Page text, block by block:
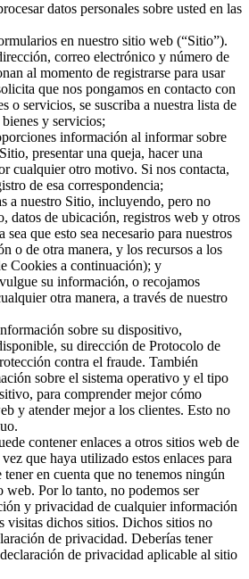
datos personales sobre usted en las
en nuestro sitio web (“Sitio”).
correo electrónico y número de
al momento de registrarse para usar
que nos pongamos en contacto con
o servicios, se suscriba a nuestra lista de
bienes y servicios;
información al informar sobre
presentar una queja, hacer una
cualquier otro motivo. Si nos contacta,
de esa correspondencia;
a nuestro Sitio, incluyendo, pero no
datos de ubicación, registros web y otros
sea que esto sea necesario para nuestros
o de otra manera, y los recursos a los
Cookies a continuación); y
su información, o recojamos
otra manera, a través de nuestro
sobre su dispositivo,
su dirección de Protocolo de
contra el fraude. También
sobre el sistema operativo y el tipo
para comprender mejor cómo
y atender mejor a los clientes. Esto no
contener enlaces a otros sitios web de
vez que haya utilizado estos enlaces para
tener en cuenta que no tenemos ningún
web. Por lo tanto, no podemos ser
y privacidad de cualquier información
visitas dichos sitios. Dichos sitios no
de privacidad. Deberías tener
de privacidad aplicable al sitio